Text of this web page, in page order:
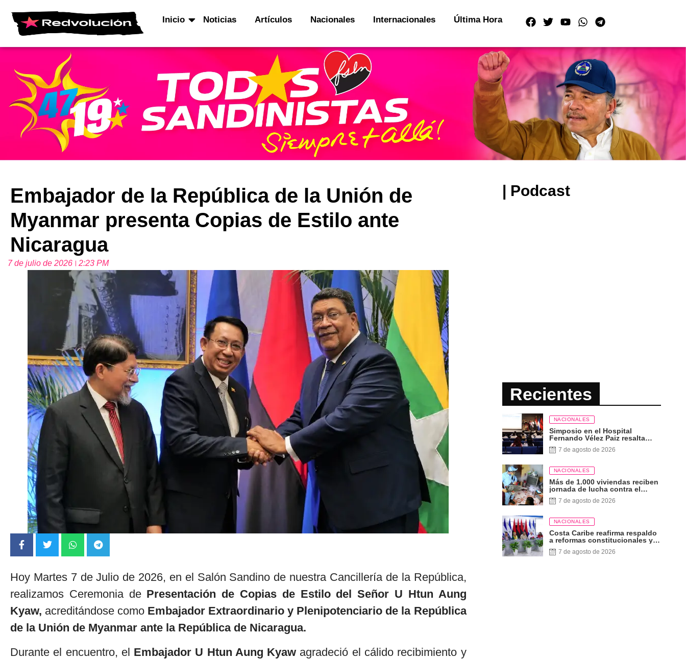
Inicio Noticias Artículos Nacionales Internacionales Última Hora
Embajador de la República de la Unión de
Myanmar presenta Copias de Estilo ante
Nicaragua
7 de julio de 2026 2:23 PM
Hoy Martes 7 de Julio de 2026, en el Salón Sandino de nuestra Cancillería de la República,
realizamos Ceremonia de Presentación de Copias de Estilo del Señor U Htun Aung
Kyaw, acreditándose como Embajador Extraordinario y Plenipotenciario de la República
de la Unión de Myanmar ante la República de Nicaragua.
Durante el encuentro, el Embajador U Htun Aung Kyaw agradeció el cálido recibimiento y
| Podcast
Recientes
NACIONALES
Simposio en el Hospital
Fernando Vélez Paiz resalta
importancia de la lactancia
materna exclusiva
7 de agosto de 2026
NACIONALES
Más de 1.000 viviendas reciben
jornada de lucha contra el
dengue, zika y chikungunya
7 de agosto de 2026
NACIONALES
Costa Caribe reafirma respaldo
a reformas constitucionales y
defensa de los derechos del
pueblo
7 de agosto de 2026